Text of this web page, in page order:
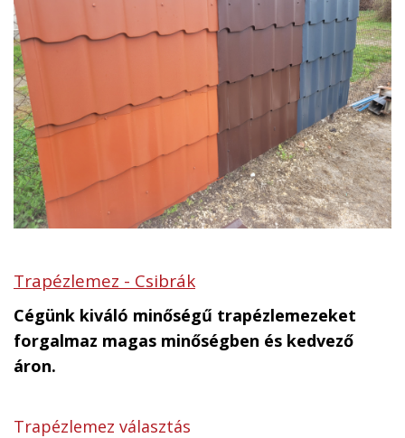
Trapézlemez - Csibrák
Cégünk kiváló minőségű trapézlemezeket
forgalmaz magas minőségben és kedvező
áron.
Trapézlemez választás